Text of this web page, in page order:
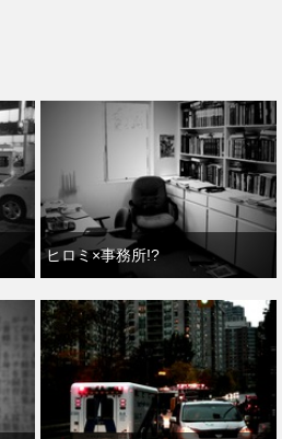
ヒロミ×事務所!?